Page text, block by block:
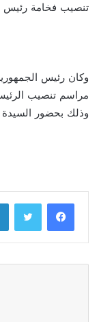
تنصيب فخامة رئيس
وكان رئيس
مراسم تنصيب
وذلك بحضور السيدة